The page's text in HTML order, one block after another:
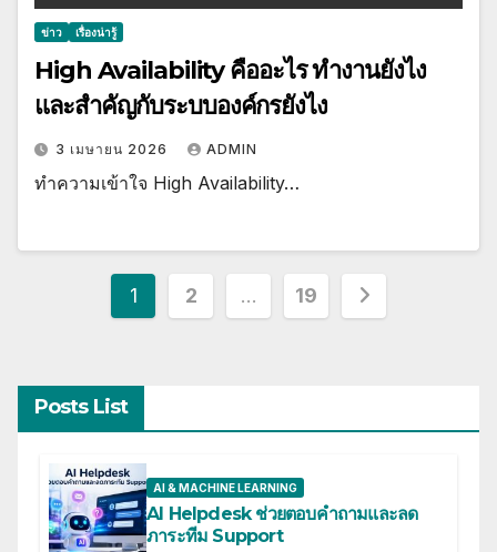
ข่าว เรื่องน่ารู้
High Availability คืออะไร ทำงานยังไง
และสำคัญกับระบบองค์กรยังไง
3 เมษายน 2026 ADMIN
ทำความเข้าใจ High Availability…
Posts
1 2 … 19
Posts List
AI & MACHINE LEARNING
AI Helpdesk ช่วยตอบคำถามและลด
ภาระทีม Support